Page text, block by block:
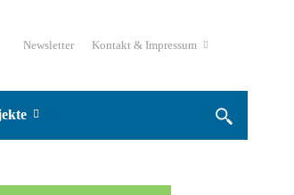
Newsletter Kontakt & Impressum